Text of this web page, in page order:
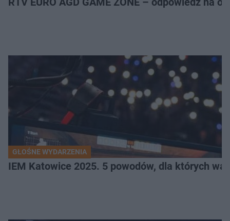
GŁOŚNE WYDARZENIA
IEM Katowice 2025. 5 powodów, dla których